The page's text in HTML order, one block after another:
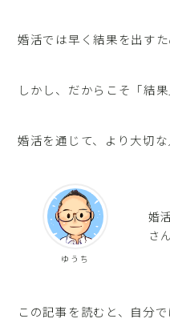
婚活では早く結果を出す
しかし、だからこそ「結
婚活を通じて、より大切
ゆうち
婚
さ
この記事を読むと、自分